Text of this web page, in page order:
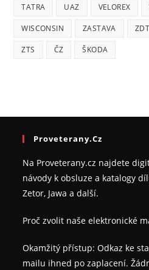
TATRA UAZ VELOREX
WISCONSIN ZASTAVA
ZTS ČZ ŠKODA
Proveterany.cz
Na Proveterany.cz najdete
návody k obsluze a katalogy
Zetor, Jawa a další.
Proč zvolit naše elektronické
Okamžitý přístup: Odkaz ke
mailu ihned po zaplacení.